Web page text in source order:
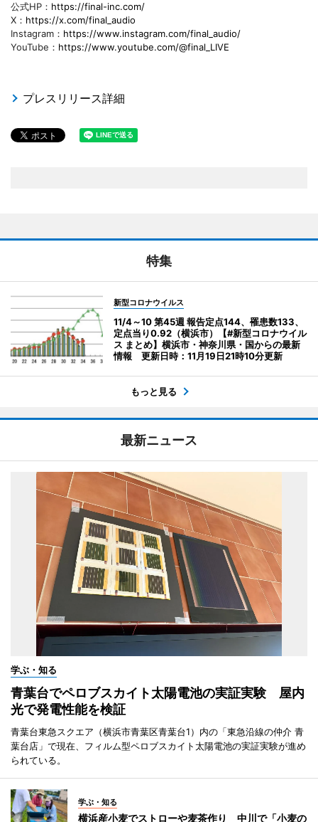
公式HP： https://final-inc.com/
X： https://x.com/final_audio
Instagram： https://www.instagram.com/final_audio/
YouTube： https://www.youtube.com/@final_LIVE
プレスリリース詳細
特集
新型コロナウイルス
11/4～10 第45週 報告定点144、罹患数133、
定点当り0.92（横浜市）【#新型コロナウイル
ス まとめ】横浜市・神奈川県・国からの最新
情報 更新日時：11月19日21時10分更新
もっと見る
最新ニュース
学ぶ・知る
青葉台でペロブスカイト太陽電池の実証実験 屋内
光で発電性能を検証
青葉台東急スクエア（横浜市青葉区青葉台1）内の「東急沿線の仲介 青
葉台店」で現在、フィルム型ペロブスカイト太陽電池の実証実験が進め
られている。
学ぶ・知る
横浜産小麦でストローや麦茶作り 中川で「小麦の